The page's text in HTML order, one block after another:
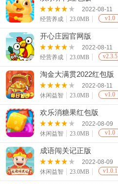
2022-08-11
经营养成
23.0MB v1.0
开心庄园官网版
2022-08-11
经营养成
23.0MB v2.3.5
淘金大满贯2022红包版
2022-08-11
休闲益智
23.0MB v1.0
欢乐消糖果红包版
2022-08-09
休闲益智
23.0MB v1.0
成语闯关记正版
2022-08-09
休闲益智
23.0MB v1.0.1